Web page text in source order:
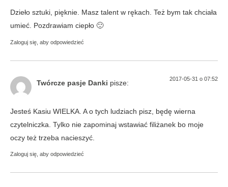
Dzieło sztuki, pięknie. Masz talent w rękach. Też bym tak chciała
umieć. Pozdrawiam ciepło 🙂
Zaloguj się, aby odpowiedzieć
Twórcze pasje Danki pisze: 2017-05-31 o 07:52
Jesteś Kasiu WIELKA. A o tych ludziach pisz, będę wierna
czytelniczka. Tylko nie zapominaj wstawiać filiżanek bo moje
oczy też trzeba nacieszyć.
Zaloguj się, aby odpowiedzieć